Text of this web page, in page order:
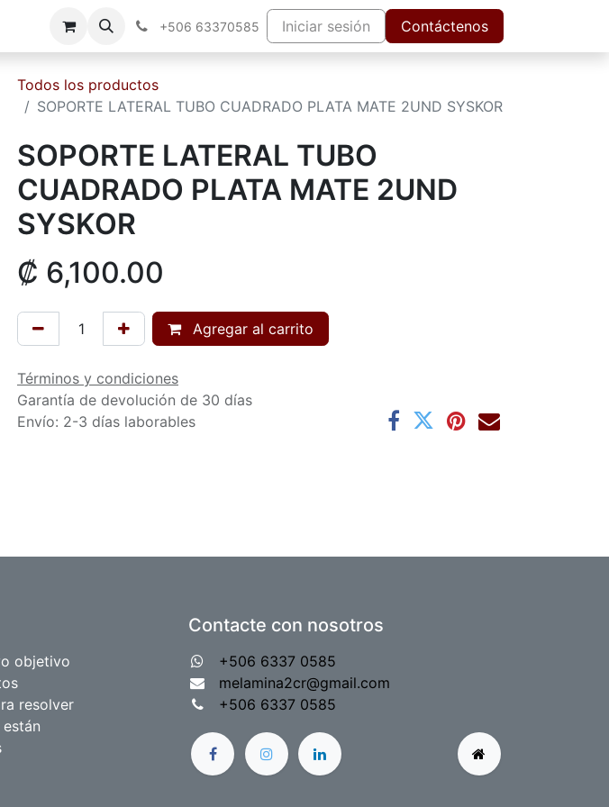
+506 63370585 Iniciar sesión Contáctenos
Todos los productos
SOPORTE LATERAL TUBO CUADRADO PLATA MATE 2UND SYSKOR
SOPORTE LATERAL TUBO
CUADRADO PLATA MATE 2UND
SYSKOR
₡ 6,100.00
Agregar al carrito
Términos y condiciones
Garantía de devolución de 30 días
Envío: 2-3 días laborables
objetivo
resolver
Contacte con nosotros
+506 6337 0585
melamina2cr@gmail.com
+506 6337 0585